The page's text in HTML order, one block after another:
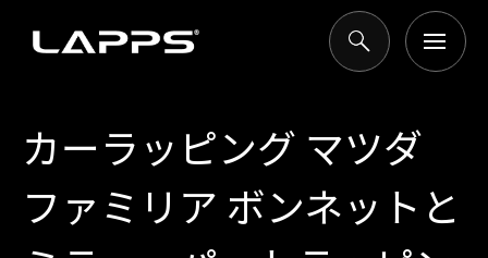
カーラッピング マツダ
ファミリア ボンネットと